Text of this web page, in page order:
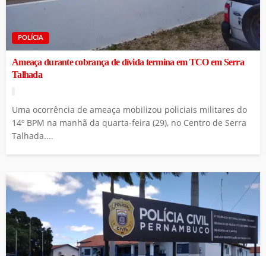
POLÍCIA
Ameaça durante cobrança de dívida termina em TCO em Serra
Talhada
Uma ocorrência de ameaça mobilizou policiais militares do
14º BPM na manhã da quarta-feira (29), no Centro de Serra
Talhada....